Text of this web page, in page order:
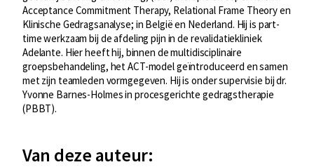
Acceptance Commitment Therapy, Relational Frame Theory en
Klinische Gedragsanalyse; in België en Nederland. Hij is part-
time werkzaam bij de afdeling pijn in de revalidatiekliniek
Adelante. Hier heeft hij, binnen de multidisciplinaire
groepsbehandeling, het ACT-model geïntroduceerd en samen
met zijn teamleden vormgegeven. Hij is onder supervisie bij dr.
Yvonne Barnes-Holmes in procesgerichte gedragstherapie
(PBBT).
Van deze auteur: